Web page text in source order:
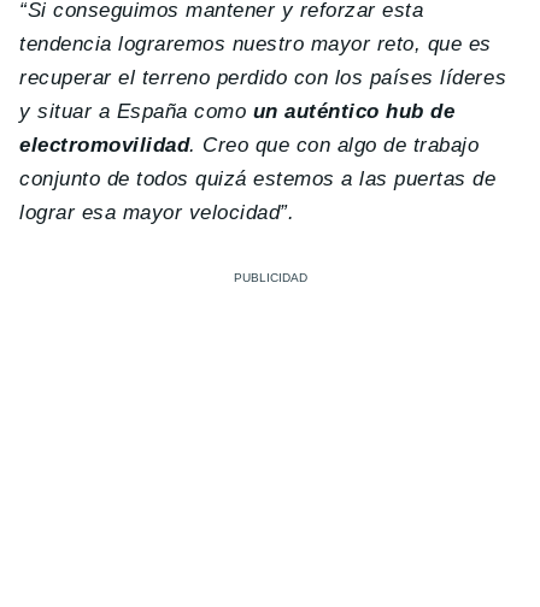
“Si conseguimos mantener y reforzar esta
tendencia lograremos nuestro mayor reto, que es
recuperar el terreno perdido con los países líderes
y situar a España como un auténtico hub de
electromovilidad. Creo que con algo de trabajo
conjunto de todos quizá estemos a las puertas de
lograr esa mayor velocidad”.